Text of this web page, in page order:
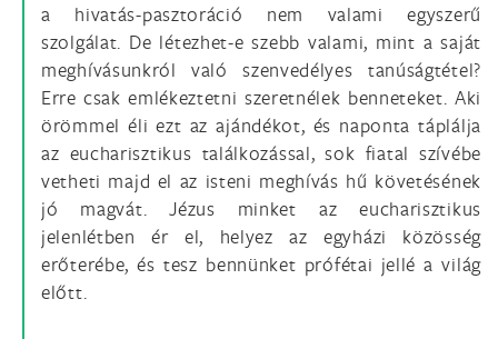
a hivatás-pasztoráció nem valami egyszerű
szolgálat. De létezhet-e szebb valami, mint a saját
meghívásunkról való szenvedélyes tanúságtétel?
Erre csak emlékeztetni szeretnélek benneteket. Aki
örömmel éli ezt az ajándékot, és naponta táplálja
az eucharisztikus találkozással, sok fiatal szívébe
vetheti majd el az isteni meghívás hű követésének
jó magvát. Jézus minket az eucharisztikus
jelenlétben ér el, helyez az egyházi közösség
erőterébe, és tesz bennünket prófétai jellé a világ
előtt.